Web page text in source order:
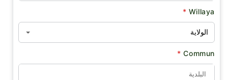
Willaya
*
Commun
*